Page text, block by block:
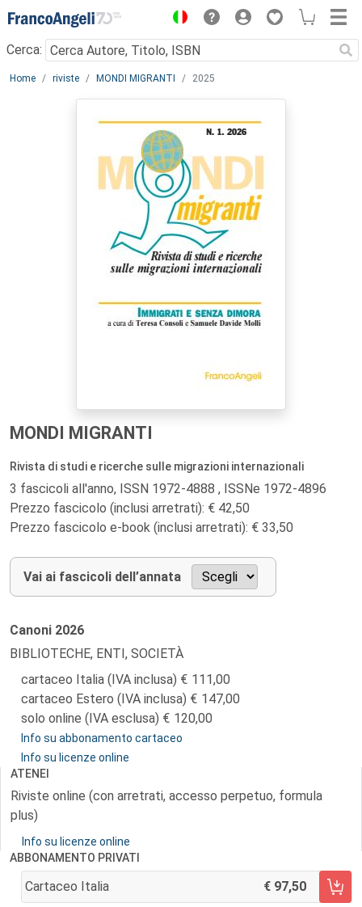
Menu
Cerca:
Main content
Home riviste MONDI MIGRANTI 2025
MONDI MIGRANTI
Rivista di studi e ricerche sulle migrazioni internazionali
3 fascicoli all'anno, ISSN 1972-4888 , ISSNe 1972-4896
Prezzo fascicolo (inclusi arretrati): € 42,50
Prezzo fascicolo e-book (inclusi arretrati): € 33,50
Vai ai fascicoli dell’annata
Canoni 2026
BIBLIOTECHE, ENTI, SOCIETÀ
cartaceo Italia (IVA inclusa)
111,00
cartaceo Estero (IVA inclusa)
147,00
solo online (IVA esclusa)
120,00
Info su abbonamento cartaceo
Info su licenze online
ATENEI
Riviste online (con arretrati, accesso perpetuo, formula
plus)
Info su licenze online
ABBONAMENTO PRIVATI
Cartaceo Italia 97,50
AGGIUNGI AL CARRELLO